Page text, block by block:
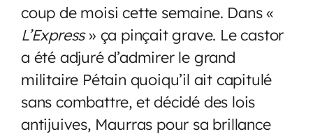
coup de moisi cette semaine. Dans «
L’Express» ça pinçait grave. Le castor
a été adjuré d’admirer le grand
militaire Pétain quoiqu’il ait capitulé
sans combattre, et décidé des lois
antijuives, Maurras pour sa brillance